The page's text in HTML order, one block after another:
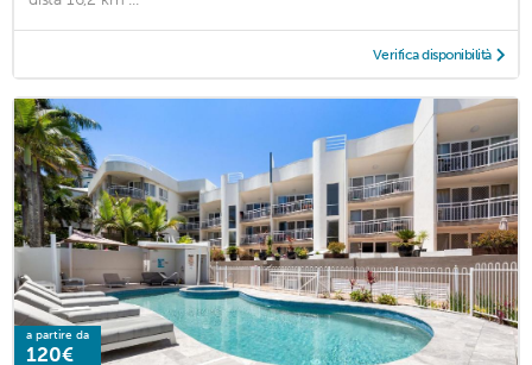
Verifica disponibilità
a partire da
120€